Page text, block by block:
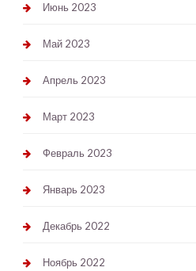
Июнь 2023
Май 2023
Апрель 2023
Март 2023
Февраль 2023
Январь 2023
Декабрь 2022
Ноябрь 2022